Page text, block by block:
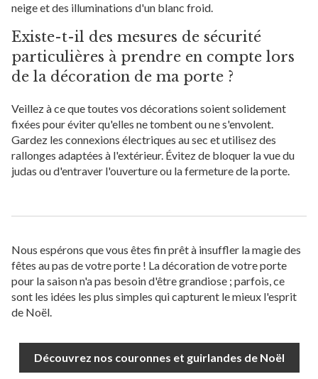
neige et des illuminations d'un blanc froid.
Existe-t-il des mesures de sécurité
particulières à prendre en compte lors
de la décoration de ma porte ?
Veillez à ce que toutes vos décorations soient solidement
fixées pour éviter qu'elles ne tombent ou ne s'envolent.
Gardez les connexions électriques au sec et utilisez des
rallonges adaptées à l'extérieur. Évitez de bloquer la vue du
judas ou d'entraver l'ouverture ou la fermeture de la porte.
Nous espérons que vous êtes fin prêt à insuffler la magie des
fêtes au pas de votre porte ! La décoration de votre porte
pour la saison n'a pas besoin d'être grandiose ; parfois, ce
sont les idées les plus simples qui capturent le mieux l'esprit
de Noël.
Découvrez nos couronnes et guirlandes de Noël